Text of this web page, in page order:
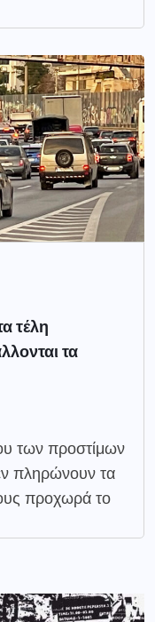
τέλη
τα
των προστίμων
πληρώνουν τα
προχωρά το